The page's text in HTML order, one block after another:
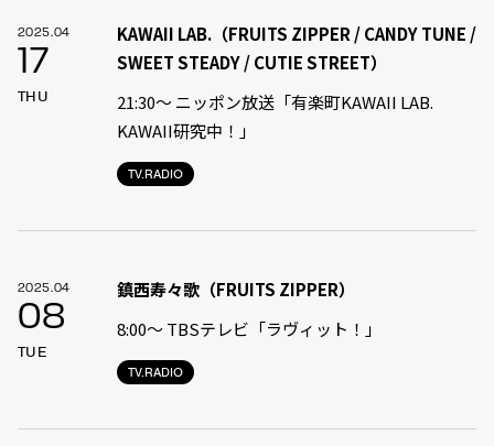
2025.04
17
THU
TV.RADIO
KAWAII LAB.（FRUITS ZIPPER / CANDY TUNE /
SWEET STEADY / CUTIE STREET）
21:30〜 ニッポン放送「有楽町KAWAII LAB.
KAWAII研究中！」
2025.04
08
TUE
TV.RADIO
鎮西寿々歌（FRUITS ZIPPER）
8:00〜 TBSテレビ「ラヴィット！」